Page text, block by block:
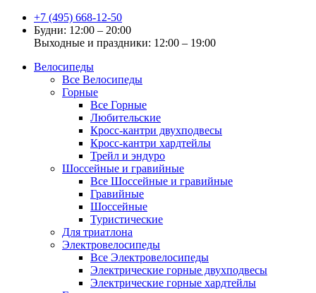
+7 (495) 668-12-50
Будни: 12:00 – 20:00
Выходные и праздники: 12:00 – 19:00
Велосипеды
Все Велосипеды
Горные
Все Горные
Любительские
Кросс-кантри двухподвесы
Кросс-кантри хардтейлы
Трейл и эндуро
Шоссейные и гравийные
Все Шоссейные и гравийные
Гравийные
Шоссейные
Туристические
Для триатлона
Электровелосипеды
Все Электровелосипеды
Электрические горные двухподвесы
Электрические горные хардтейлы